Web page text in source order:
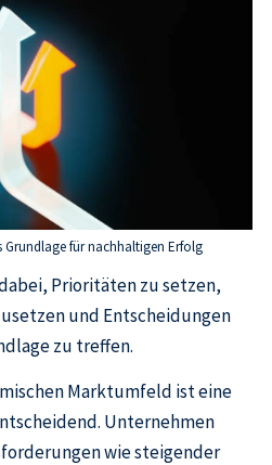
Grundlage für nachhaltigen Erfolg
Prioritäten zu setzen,
und Entscheidungen
zu treffen.
Marktumfeld ist eine
Unternehmen
wie steigender